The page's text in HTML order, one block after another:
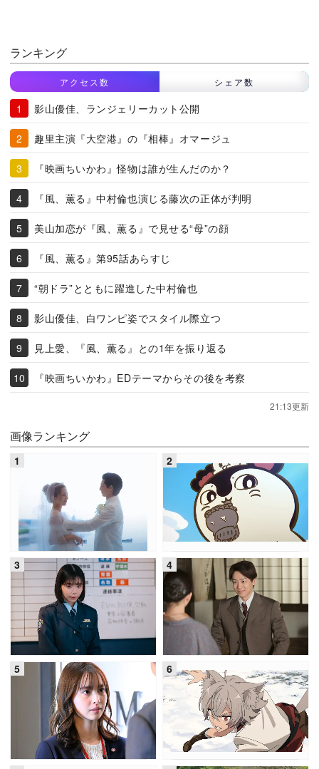
ランキング
アクセス数 シェア数
影山優佳、ランジェリーカット公開
趣里主演『大空港』の『相棒』オマージュ
『映画ちいかわ』怪物は誰が生んだのか？
『風、薫る』中村倫也演じる藤次の正体が判明
美山加恋が『風、薫る』で見せる“母”の顔
『風、薫る』第95話あらすじ
“朝ドラ”とともに躍進した中村倫也
影山優佳、白ワンピ姿でスタイル際立つ
見上愛、『風、薫る』との1年を振り返る
『映画ちいかわ』EDテーマからその後を考察
21:13更新
画像ランキング